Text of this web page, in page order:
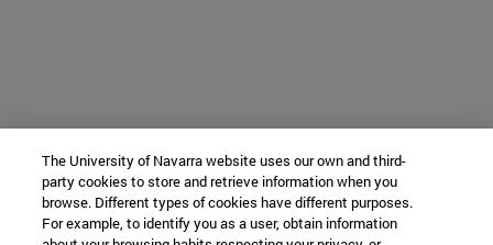
The University of Navarra website uses our own and third-
party cookies to store and retrieve information when you
browse. Different types of cookies have different purposes.
For example, to identify you as a user, obtain information